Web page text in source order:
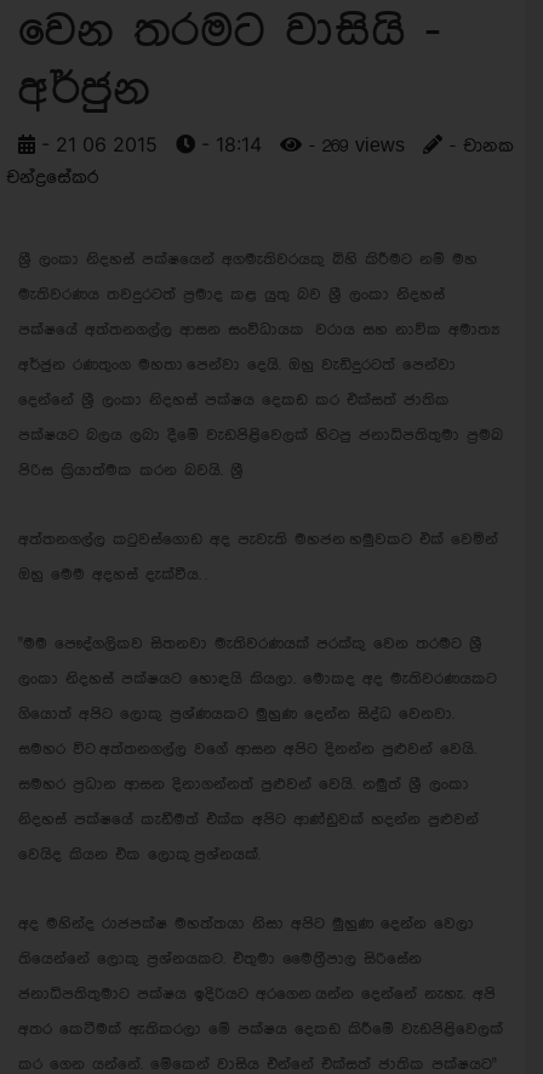
වෙන තරමට වාසියි -
අර්ජුන
- 21 06 2015 - 18:14 - 269 views
- චානක
චන්ද්‍රසේකර
ශ්‍රී ලංකා නිදහස් පක්ෂයෙන් අගමැතිවරයකු බිහි කිරීමට නම් මහ
මැතිවරණය තවදුරටත් ප්‍රමාද කළ යුතු බව ශ්‍රී ලංකා නිදහස්
පක්ෂයේ අත්තනගල්ල ආසන සංවිධායක වරාය සහ නාවික අමාත්‍ය
අර්ජුන රණතුංග මහතා පෙන්වා දෙයි. ඔහු වැඩිදුරටත් පෙන්වා
දෙන්නේ ශ්‍රී ලංකා නිදහස් පක්ෂය දෙකඩ කර එක්සත් ජාතික
පක්ෂයට බලය ලබා දීමේ වැඩපිළිවෙලක් හිටපු ජනාධිපතිතුමා ප්‍රමඛ
පිරිස ක්‍රියාත්මක කරන බවයි. ශ්‍රී
අත්තනගල්ල කටුවස්ගොඩ අද පැවැති මහජන හමුවකට එක් වෙමින්
ඔහු මෙම අදහස් දැක්වීය. .
"මම පෞද්ගලිකව සිතනවා මැතිවරණයක් පරක්කු වෙන තරමට ශ්‍රී
ලංකා නිදහස් පක්ෂයට හොඳයි කියලා. මොකද අද මැතිවරණයකට
ගියොත් අපිට ලොකු ප්‍රශ්ණයකට මුහුණ දෙන්න සිද්ධ වෙනවා.
සමහර විට අත්තනගල්ල වගේ ආසන අපිට දිනන්න පුළුවන් වෙයි.
සමහර ප්‍රධාන ආසන දිනාගන්නත් පුළුවන් වෙයි. නමුත් ශ්‍රී ලංකා
නිදහස් පක්ෂයේ කැඩීමත් එක්ක අපිට ආණ්ඩුවක් හදන්න පුළුවන්
වෙයිද කියන එක ලොකු ප්‍රශ්නයක්.
අද මහින්ද රාජපක්ෂ මහත්තයා නිසා අපිට මුහුණ දෙන්න වෙලා
තියෙන්නේ ලොකු ප්‍රශ්නයකට. එතුමා මෛත්‍රීපාල සිරිසේන
ජනාධිපතිතුමාට පක්ෂය ඉදිරියට අරගෙන යන්න දෙන්නේ නැහැ. අපි
අතර කෙටීමක් ඇතිකරලා මේ පක්ෂය දෙකඩ කිරී‍මේ වැඩපිළිවෙලක්
කර ගෙන යන්නේ. මේකෙන් වාසිය එන්නේ එක්සත් ජාතික පක්ෂයට"